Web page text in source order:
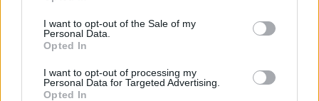
use your data for below specified purposes in below Google
consent section.
I want to opt-out of the Sale of my
Personal Data.
Opted In
I want to opt-out of processing my
Personal Data for Targeted Advertising.
Opted In
be.
Szenvedélyesen támogatja a jótékonysági
kezdeményezéseket, és az UNICEF
Magyarország Bajnokaként is tevékenykedik.